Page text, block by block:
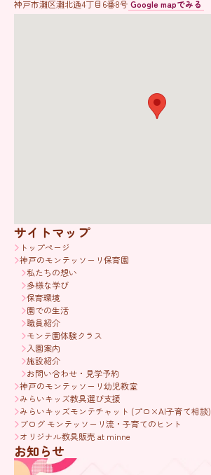
神戸市灘区灘北通4丁目6番8号 Google mapでみる
サイトマップ
トップページ
神戸のモンテッソーリ保育園
私たちの想い
多様な学び
保育環境
園での生活
職員紹介
モンテ園体験クラス
入園案内
施設紹介
お問い合わせ・見学予約
神戸のモンテッソーリ幼児教室
みらいキッズ教具選び支援
みらいキッズモンテチャット (プロ×AI子育て相談)
ブログ モンテッソーリ流・子育てのヒント
オリジナル教具販売 at minne
お知らせ